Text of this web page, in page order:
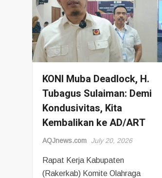
Cor
Dak
WC
Baiturrahman
KONI Muba Deadlock, H.
Tubagus Sulaiman: Demi
Kondusivitas, Kita
Kembalikan ke AD/ART
AQJnews.com July 20, 2026
Rapat Kerja Kabupaten
(Rakerkab) Komite Olahraga